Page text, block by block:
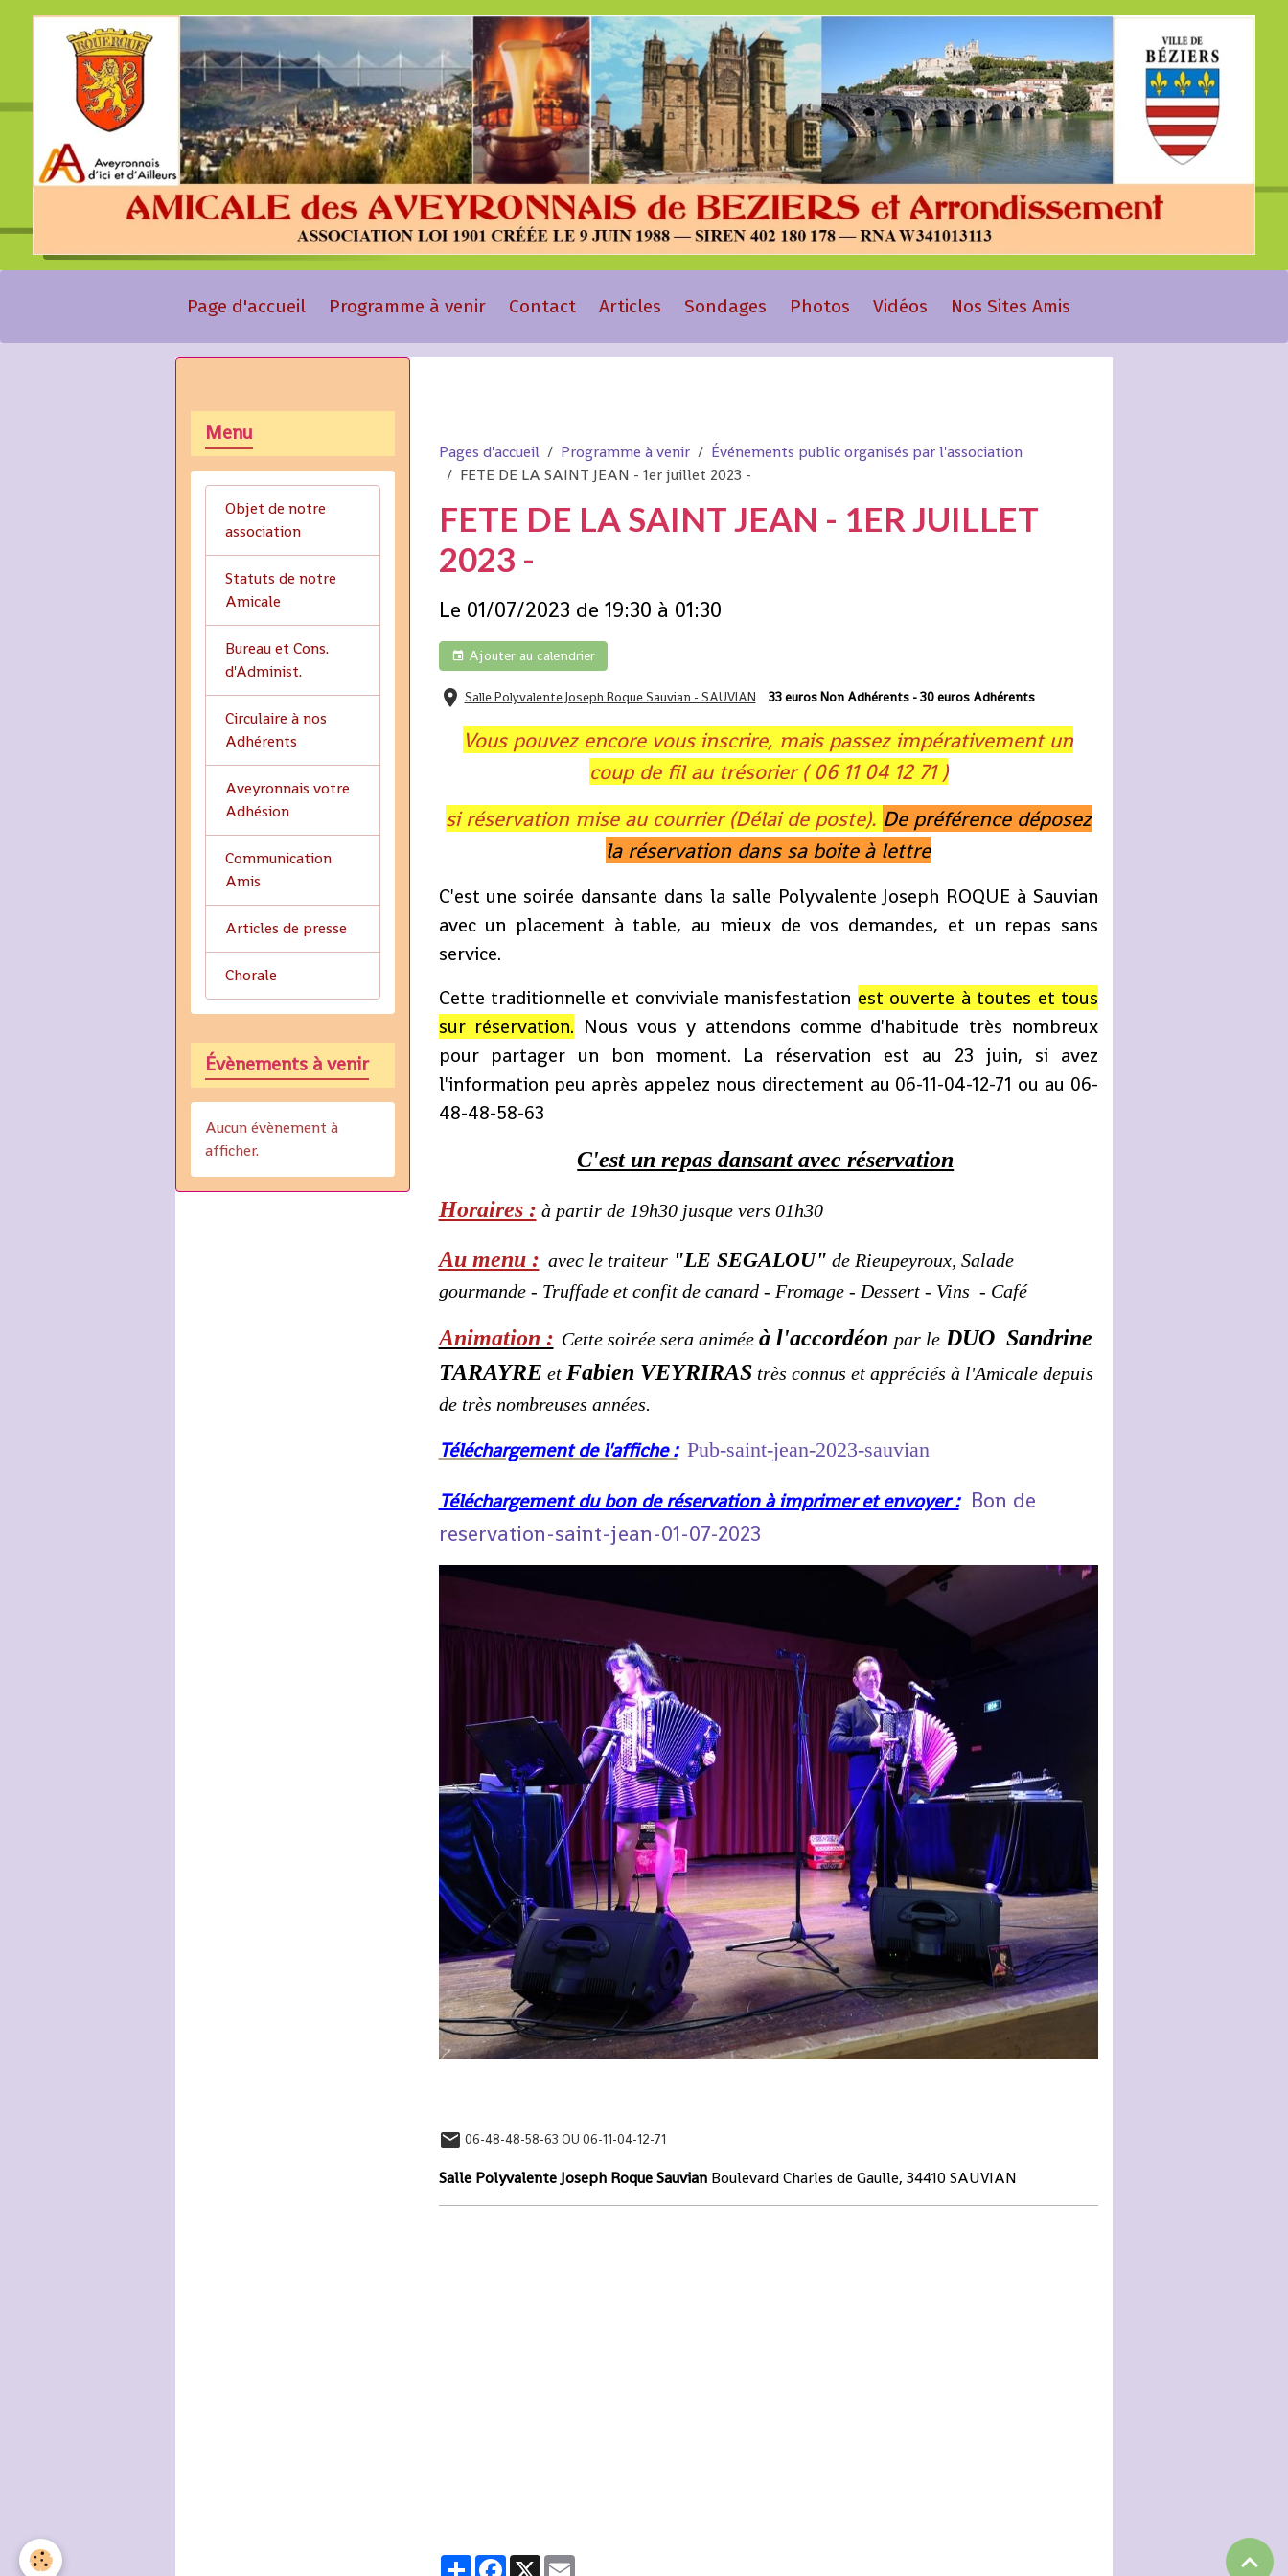
Page d'accueil Programme à venir Contact Articles Sondages Photos Vidéos Nos Sites Amis
Pages d'accueil Programme à venir
Événements public organisés par l'association
FETE DE LA SAINT JEAN - 1er juillet 2023 -
FETE DE LA SAINT JEAN - 1ER JUILLET
2023 -
Le 01/07/2023 de 19:30 à 01:30
Ajouter au calendrier
Salle Polyvalente Joseph Roque Sauvian - SAUVIAN 33 euros Non Adhérents - 30 euros Adhérents
Vous pouvez encore vous inscrire, mais passez impérativement un
coup de fil au trésorier ( 06 11 04 12 71 )
si réservation mise au courrier (Délai de poste). De préférence déposez
la réservation dans sa boite à lettre
C'est une soirée dansante dans la salle Polyvalente Joseph ROQUE à Sauvian
avec un placement à table, au mieux de vos demandes, et un repas sans
service.
Cette traditionnelle et conviviale manisfestation est ouverte à toutes et tous
sur réservation. Nous vous y attendons comme d'habitude très nombreux
pour partager un bon moment. La réservation est au 23 juin, si avez
l'information peu après appelez nous directement au 06-11-04-12-71 ou au 06-
48-48-58-63
C'est un repas dansant avec réservation
Horaires : à partir de 19h30 jusque vers 01h30
Au menu : avec le traiteur "LE SEGALOU" de Rieupeyroux, Salade
gourmande - Truffade et confit de canard - Fromage - Dessert - Vins - Café
Animation : Cette soirée sera animée à l'accordéon par le DUO Sandrine
TARAYRE et Fabien VEYRIRAS très connus et appréciés à l'Amicale depuis
de très nombreuses années.
Téléchargement de l'affiche : Pub-saint-jean-2023-sauvian
Téléchargement du bon de réservation à imprimer et envoyer : Bon de
reservation-saint-jean-01-07-2023
06-48-48-58-63 OU 06-11-04-12-71
Salle Polyvalente Joseph Roque SauvianBoulevard Charles de Gaulle, 34410 SAUVIAN
PartagerFacebook
X Email
Menu
Objet de notre
association
Statuts de notre
Amicale
Bureau et Cons.
d'Administ.
Circulaire à nos
Adhérents
Aveyronnais votre
Adhésion
Communication
Amis
Articles de presse
Chorale
Évènements à venir
Aucun évènement à
afficher.